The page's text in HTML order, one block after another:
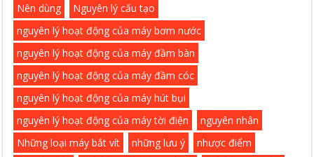
Nên dùng
Nguyên lý cấu tạo
nguyên lý hoạt động của máy bơm nước
nguyên lý hoạt động của máy đầm bàn
nguyên lý hoạt động của máy đầm cóc
nguyên lý hoạt động của máy hút bụi
nguyên lý hoạt động của máy tời điện
nguyên nhân
Những loại máy bắt vít
những lưu ý
nhược điểm